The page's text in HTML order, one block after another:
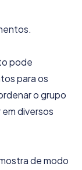
pode
para os
o grupo
diversos
de modo